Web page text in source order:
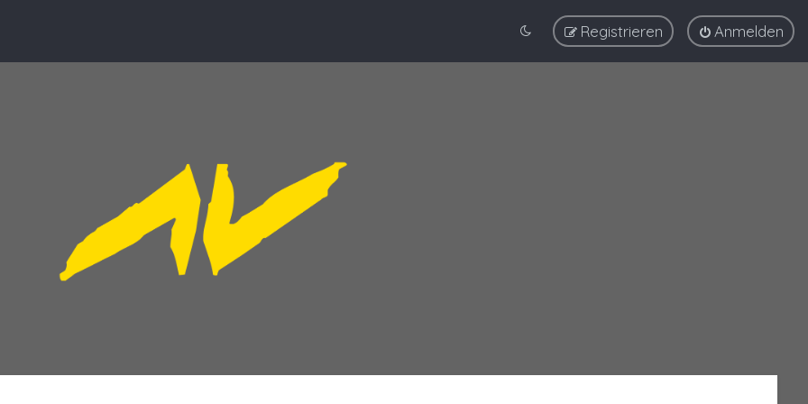
Anmelden
Registrieren